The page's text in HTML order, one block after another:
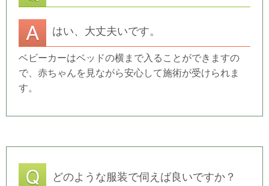
はい、大丈夫いです。
ベビーカーはベッドの横まで入ることができますの
で、赤ちゃんを見ながら安心して施術が受けられま
す。
どのような服装で伺えば良いですか？